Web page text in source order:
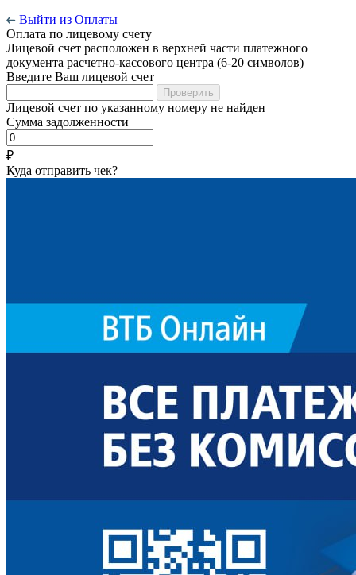
Выйти из Оплаты
Оплата по лицевому счету
Лицевой счет расположен в верхней части платежного
документа расчетно-кассового центра (6-20 символов)
Введите Ваш лицевой счет
Проверить
Лицевой счет по указанному номеру не найден
Сумма задолженности
₽
Куда отправить чек?